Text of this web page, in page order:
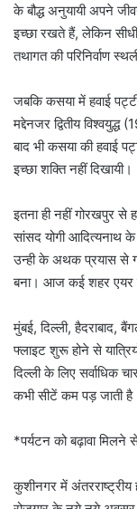
के बौद्ध अनुयायी अपने
इच्छा रखते हैं, लेकिन
तथागत की परिनिर्वाण
जबकि कसया में हवाई
मद्देनजर द्वितीय
बाद भी कसया की हवाई
इच्छा शक्ति नहीं दिखायी।
इतना ही नहीं गोरखपुर
सांसद योगी आदित्यनाथ
उन्ही के अथक प्रयास से
बना। आज कई शहर एयर
मुंबई, दिल्ली, हैदराबाद,
फ्लाइट शुरू होने से
दिल्ली के लिए सर्वाधिक
कभी सीटें कम पड़ जाती
*पर्यटन को बढ़ावा
कुशीनगर में अंतरराष्ट्रीय